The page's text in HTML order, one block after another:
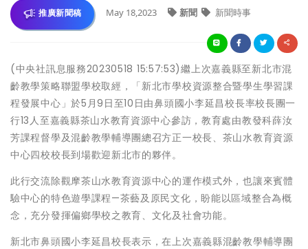
推廣新聞稿 May 18,2023 新聞 新聞時事
(中央社訊息服務20230518 15:57:53)繼上次嘉義縣至新北市混
齡教學策略聯盟學校取經，「新北市學校資源整合暨學生學習課
程發展中心」於5月9日至10日由鼻頭國小李延昌校長率校長團一
行13人至嘉義縣茶山水教育資源中心參訪，教育處由教發科薛汝
芳課程督學及混齡教學輔導團總召方正一校長、茶山水教育資源
中心四校校長到場歡迎新北市的夥伴。
此行交流除觀摩茶山水教育資源中心的運作模式外，也讓來賓體
驗中心的特色遊學課程—茶藝及原民文化，盼能以區域整合為概
念，充分發揮偏鄉學校之教育、文化及社會功能。
新北市鼻頭國小李延昌校長表示，在上次嘉義縣混齡教學輔導團